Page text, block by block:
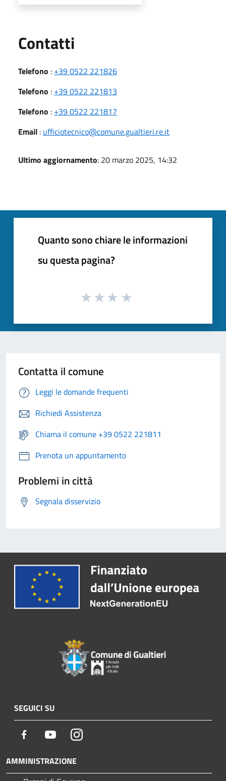
Contatti
Telefono : +39 0522 221826
Telefono : +39 0522 221813
Telefono : +39 0522 221817
Email : ufficiotecnico@comune.gualtieri.re.it
Ultimo aggiornamento: 20 marzo 2025, 14:32
Quanto sono chiare le informazioni
su questa pagina?
Contatta il comune
Leggi le domande frequenti
Richiedi Assistenza
Chiama il comune +39 0522 221811
Prenota un appuntamento
Problemi in città
Segnala disservizio
SEGUICI SU
Facebook YoutubeInstagram
AMMINISTRAZIONE